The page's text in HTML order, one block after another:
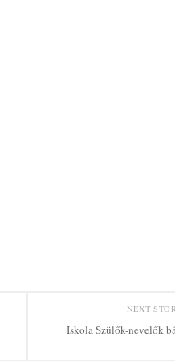
NEXT
Iskola Szülők-nevelők